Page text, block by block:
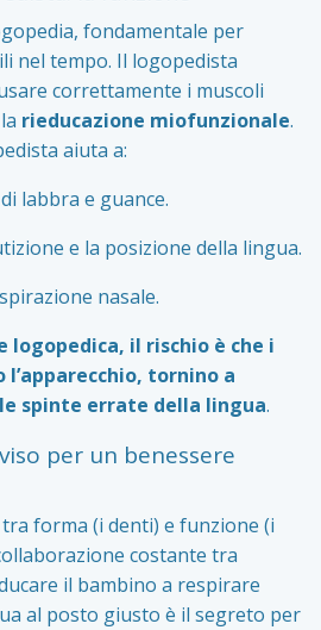
fondamentale per
nel tempo. Il logopedista
correttamente i muscoli
rieducazione miofunzionale.
aiuta a:
labbra e guance.
e la posizione della lingua.
nasale.
logopedica, il rischio è che i
tornino a
spinte errate della lingua.
per un benessere
forma (i denti) e funzione (i
costante tra
il bambino a respirare
al posto giusto è il segreto per